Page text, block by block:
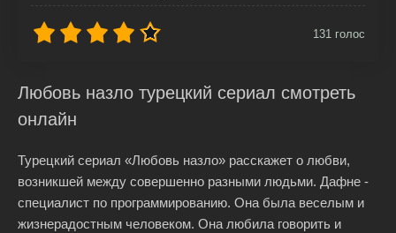
131 голос
Любовь назло турецкий сериал смотреть
онлайн
Турецкий сериал «Любовь назло» расскажет о любви,
возникшей между совершенно разными людьми. Дафне -
специалист по программированию. Она была веселым и
жизнерадостным человеком. Она любила говорить и